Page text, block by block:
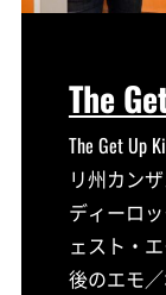
The
The Get Up
リ州カン
ディーロ
ェスト・
後のエモ